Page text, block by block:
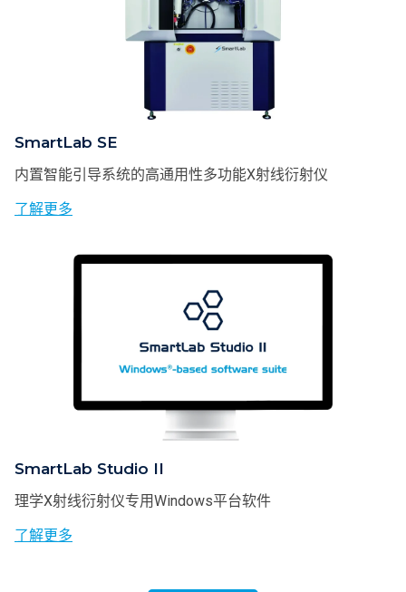
SmartLab SE
内置智能引导系统的高通用性多功能X射线衍射仪
了解更多
SmartLab Studio II
理学X射线衍射仪专用Windows平台软件
了解更多